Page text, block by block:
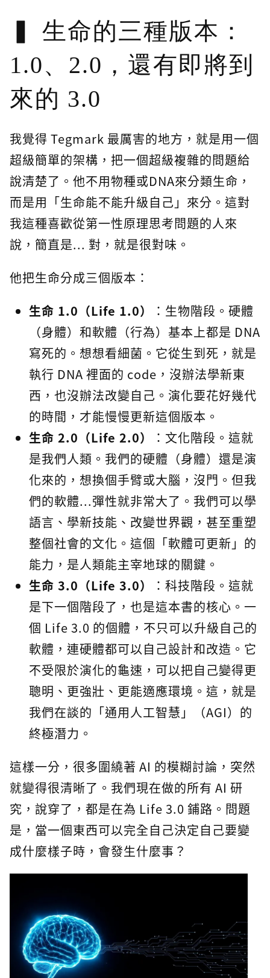
生命的三種版本：
1.0、2.0，還有即將到
來的 3.0
我覺得 Tegmark 最厲害的地方，就是用一個
超級簡單的架構，把一個超級複雜的問題給
說清楚了。他不用物種或DNA來分類生命，
而是用「生命能不能升級自己」來分。這對
我這種喜歡從第一性原理思考問題的人來
說，簡直是... 對，就是很對味。
他把生命分成三個版本：
生命 1.0（Life 1.0）
：生物階段。硬體
（身體）和軟體（行為）基本上都是 DNA
寫死的。想想看細菌。它從生到死，就是
執行 DNA 裡面的 code，沒辦法學新東
西，也沒辦法改變自己。演化要花好幾代
的時間，才能慢慢更新這個版本。
生命 2.0（Life 2.0）
：文化階段。這就
是我們人類。我們的硬體（身體）還是演
化來的，想換個手臂或大腦，沒門。但我
們的軟體...彈性就非常大了。我們可以學
語言、學新技能、改變世界觀，甚至重塑
整個社會的文化。這個「軟體可更新」的
能力，是人類能主宰地球的關鍵。
生命 3.0（Life 3.0）
：科技階段。這就
是下一個階段了，也是這本書的核心。一
個 Life 3.0 的個體，不只可以升級自己的
軟體，連硬體都可以自己設計和改造。它
不受限於演化的龜速，可以把自己變得更
聰明、更強壯、更能適應環境。這，就是
我們在談的「通用人工智慧」（AGI）的
終極潛力。
這樣一分，很多圍繞著 AI 的模糊討論，突然
就變得很清晰了。我們現在做的所有 AI 研
究，說穿了，都是在為 Life 3.0 鋪路。問題
是，當一個東西可以完全自己決定自己要變
成什麼樣子時，會發生什麼事？